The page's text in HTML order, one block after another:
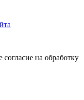
на обработку